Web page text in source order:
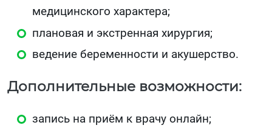
медицинского характера;
плановая и экстренная хирургия;
ведение беременности и акушерство.
Дополнительные возможности:
запись на приём к врачу онлайн;